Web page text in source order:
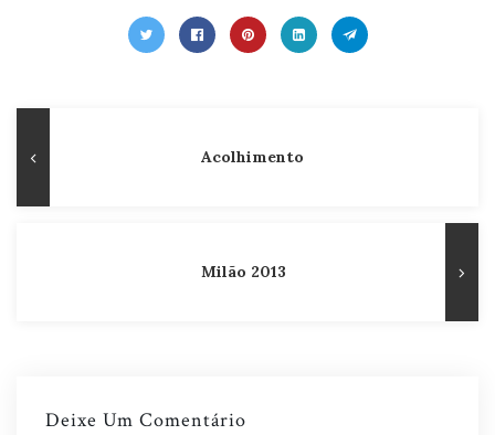
de
Post
Publicação
Acolhimento
Milão 2013
Deixe Um Comentário